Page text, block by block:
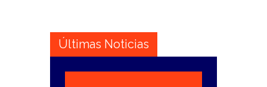
Últimas Noticias